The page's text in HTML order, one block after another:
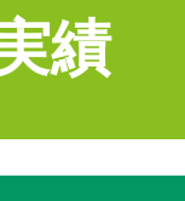
績